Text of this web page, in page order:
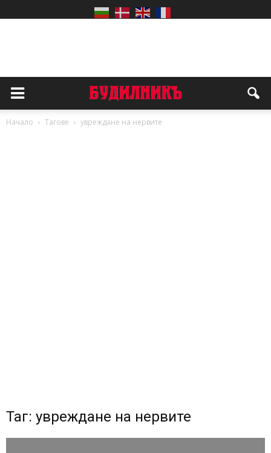
Начало Тагове увреждане на нервите
Таг: увреждане на нервите